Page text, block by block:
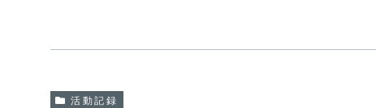
活動記録